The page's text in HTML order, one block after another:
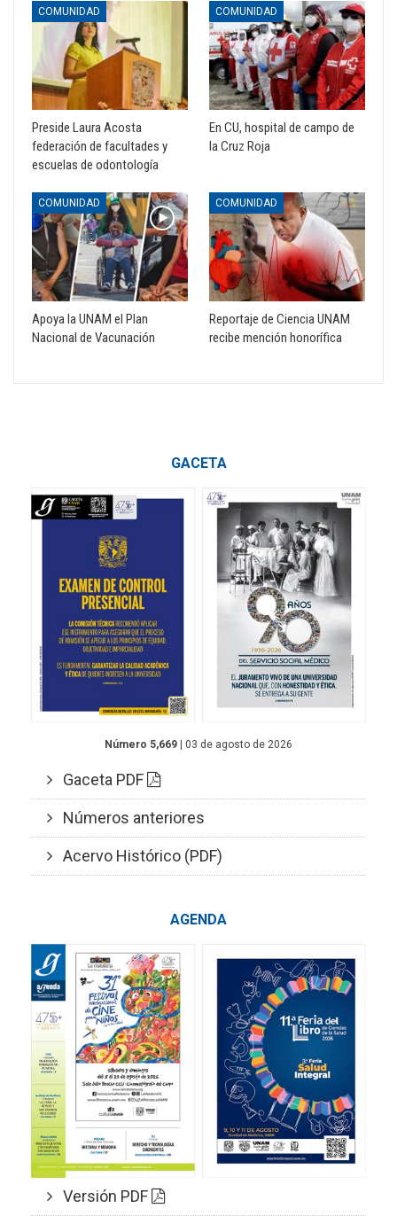
COMUNIDAD
Preside Laura Acosta
federación de facultades y
escuelas de odontología
COMUNIDAD
En CU, hospital de campo de
la Cruz Roja
COMUNIDAD
Apoya la UNAM el Plan
Nacional de Vacunación
COMUNIDAD
Reportaje de Ciencia UNAM
recibe mención honorífica
GACETA
Número 5,669 | 03 de agosto de 2026
Gaceta PDF
Números anteriores
Acervo Histórico (PDF)
AGENDA
Versión PDF